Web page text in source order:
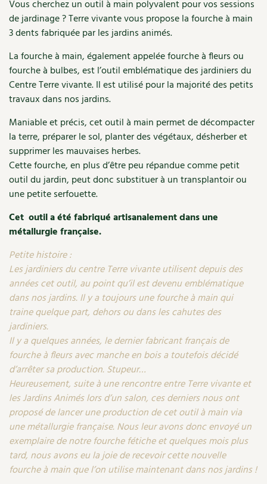
Cuisine saine
Manger bio
Cures, régimes
Dessert, Boulangerie
Techniques, conservation, organisation
Agenda, calendrier
NOUVEAUTÉS
Feuilleter le catalogue
Le magazine
Stages
Cartes cadeau
Séjourner en Trièves
Nous contacter
Bricolages au jardin
Outils et ustensiles du jardin
Biodiversité
Ravageurs et maladies au jardin
Cuisine saine
Alimentation et nutrition
Recettes de printemps
Recettes par type de plat
Recettes sans gluten
Recettes végétariennes et vegan
Habitat écologique
Conception et gros oeuvre
Matériaux écologiques
Énergie
Gestion de l’eau
Entretien de la maison
Les chroniques de Marie
Forums
Jardin bio
Habitat écologique
Cuisine saine
Soins naturels
Société et alternatives
Les 4 saisons
Questions à la rédaction
Entre abonné·es
Trucs & astuces
Expés
Trocs & petites annonces
Appels à témoignage
Bonnes adresses
Liste des pépiniéristes
Mieux consommer
Vous cherchez un outil à main polyvalent pour vos sessions
de jardinage ? Terre vivante vous propose la fourche à main
3 dents fabriquée par les jardins animés.
La fourche à main, également appelée fourche à fleurs ou
fourche à bulbes, est l’outil emblématique des jardiniers du
Centre Terre vivante. Il est utilisé pour la majorité des petits
travaux dans nos jardins.
Maniable et précis, cet outil à main permet de décompacter
la terre, préparer le sol, planter des végétaux, désherber et
supprimer les mauvaises herbes.
Cette fourche, en plus d’être peu répandue comme petit
outil du jardin, peut donc substituer à un transplantoir ou
une petite serfouette.
Cet outil a été fabriqué artisanalement dans une
métallurgie française.
Petite histoire :
Les jardiniers ducentre Terre vivante utilisent depuis des
annéescet outil, au point qu’il est devenu emblématique
dans nos jardins. Il y a toujours une fourche à main qui
traine quelque part, dehors ou dans les cahutes des
jardiniers.
Il y a quelques années, le dernier fabricant français de
fourche à fleurs avec manche en bois a toutefoisdécidé
d’arrêter sa production. Stupeur…
Heureusement, suite à une rencontre entre Terre vivante et
les JardinsAnimés lors d’un salon, ces derniers nous ont
proposé de lancer une production de cet outil à main via
une métallurgie française. Nous leur avons donc envoyé un
exemplaire de notre fourche féticheet quelques mois plus
tard, nous avons eu la joie de recevoir cette nouvelle
fourche à main que l’on utilise maintenant dans nos jardins !